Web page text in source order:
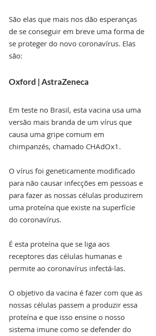
São elas que mais nos dão esperanças
de se conseguir em breve uma forma de
se proteger do novo coronavírus. Elas
são:
Oxford | AstraZeneca
Em teste no Brasil, esta vacina usa uma
versão mais branda de um vírus que
causa uma gripe comum em
chimpanzés, chamado CHAdOx1.
O vírus foi geneticamente modificado
para não causar infecções em pessoas e
para fazer as nossas células produzirem
uma proteína que existe na superfície
do coronavírus.
É esta proteína que se liga aos
receptores das células humanas e
permite ao coronavírus infectá-las.
O objetivo da vacina é fazer com que as
nossas células passem a produzir essa
proteína e que isso ensine o nosso
sistema imune como se defender do